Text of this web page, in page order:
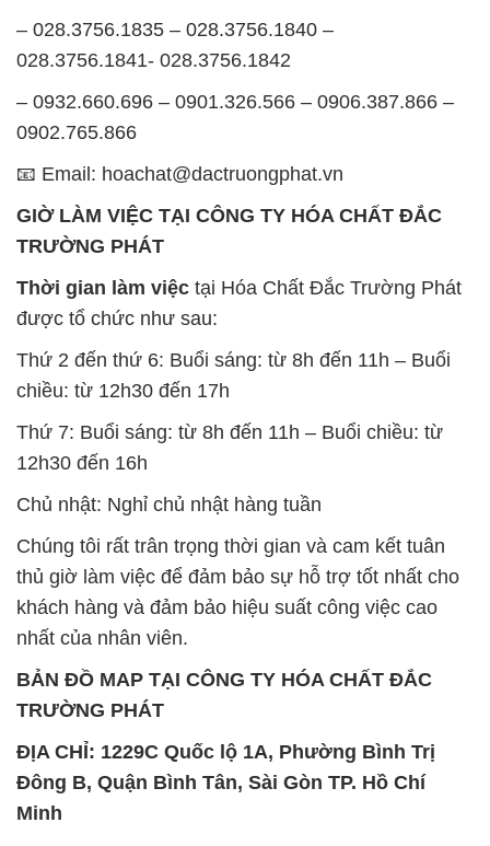
– 028.3756.1835 – 028.3756.1840 –
028.3756.1841- 028.3756.1842
– 0932.660.696 – 0901.326.566 – 0906.387.866 –
0902.765.866
📧 Email: hoachat@dactruongphat.vn
GIỜ LÀM VIỆC TẠI CÔNG TY HÓA CHẤT ĐẮC
TRƯỜNG PHÁT
Thời gian làm việc tại Hóa Chất Đắc Trường Phát
được tổ chức như sau:
Thứ 2 đến thứ 6: Buổi sáng: từ 8h đến 11h – Buổi
chiều: từ 12h30 đến 17h
Thứ 7: Buổi sáng: từ 8h đến 11h – Buổi chiều: từ
12h30 đến 16h
Chủ nhật: Nghỉ chủ nhật hàng tuần
Chúng tôi rất trân trọng thời gian và cam kết tuân
thủ giờ làm việc để đảm bảo sự hỗ trợ tốt nhất cho
khách hàng và đảm bảo hiệu suất công việc cao
nhất của nhân viên.
BẢN ĐỒ MAP TẠI CÔNG TY HÓA CHẤT ĐẮC
TRƯỜNG PHÁT
ĐỊA CHỈ: 1229C Quốc lộ 1A, Phường Bình Trị
Đông B, Quận Bình Tân, Sài Gòn TP. Hồ Chí
Minh